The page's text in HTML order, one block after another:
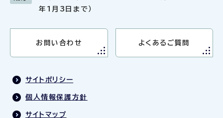
年1月3日まで）
お問い合わせ よくあるご質問
サイトポリシー
個人情報保護方針
サイトマップ